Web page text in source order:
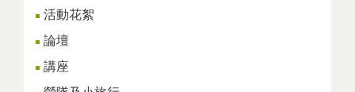
活動花絮
論壇
講座